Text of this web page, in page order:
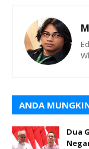
ANDA
Dua